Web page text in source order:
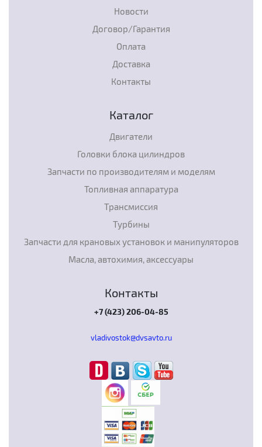
Новости
Договор/Гарантия
Оплата
Доставка
Контакты
Каталог
Двигатели
Головки блока цилиндров
Запчасти по производителям и моделям
Топливная аппаратура
Трансмиссия
Турбины
Запчасти для крановых установок и манипуляторов
Масла, автохимия, аксессуары
Контакты
+7 (423) 206-04-85
vladivostok@dvsavto.ru